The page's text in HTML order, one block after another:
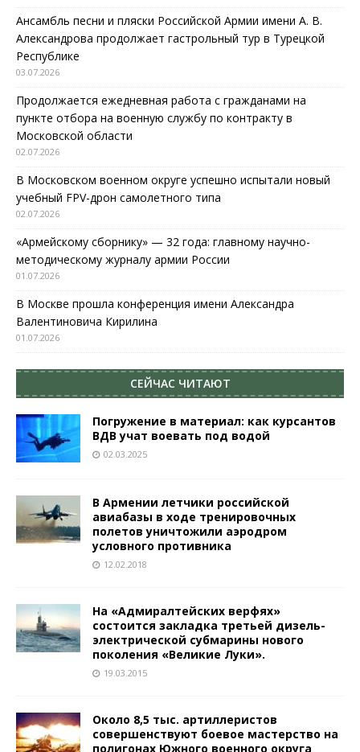
Ансамбль песни и пляски Российской Армии имени А. В.
Александрова продолжает гастрольный тур в Турецкой
Республике
03.07.2026
Продолжается ежедневная работа с гражданами на
пункте отбора на военную службу по контракту в
Московской области
02.07.2026
В Московском военном округе успешно испытали новый
учебный FPV-дрон самолетного типа
02.07.2026
«Армейскому сборнику» — 32 года: главному научно-
методическому журналу армии России
01.07.2026
В Москве прошла конференция имени Александра
Валентиновича Кирилина
01.07.2026
СЕЙЧАС ЧИТАЮТ
Погружение в материал: как курсантов
ВДВ учат воевать под водой
02.03.2025
В Армении летчики российской
авиабазы в ходе тренировочных
полетов уничтожили аэродром
условного противника
12.02.2018
На «Адмиралтейских верфях»
состоится закладка третьей дизель-
электрической субмарины нового
поколения «Великие Луки».
19.03.2015
Около 8,5 тыс. артиллеристов
совершенствуют боевое мастерство на
полигонах Южного военного округа